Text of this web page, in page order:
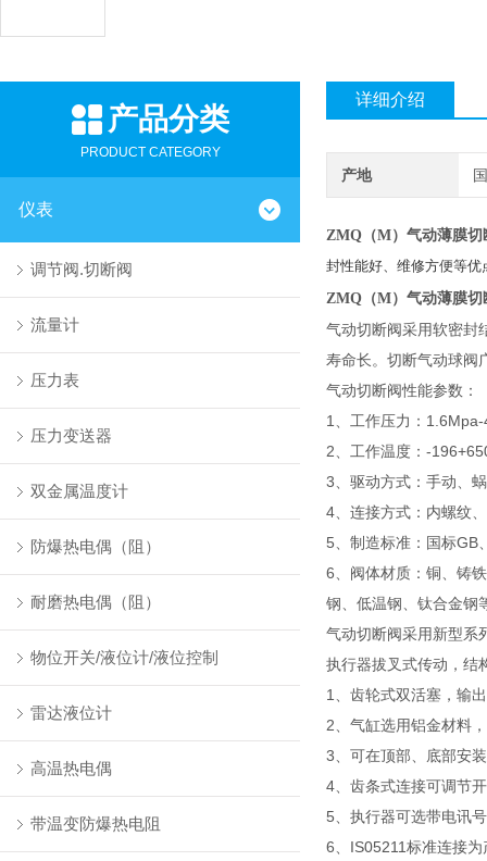
产品分类
PRODUCT CATEGORY
仪表
调节阀.切断阀
流量计
压力表
压力变送器
双金属温度计
防爆热电偶（阻）
耐磨热电偶（阻）
物位开关/液位计/液位控制
雷达液位计
高温热电偶
带温变防爆热电阻
详细介绍
产地
ZMQ（M）气动薄膜切
封性能好、维修方便等
ZMQ（M）气动薄膜切
气动切断阀采用软密封
寿命长。切断气动球阀
气动切断阀性能参数：
1、工作压力：
2、工作温度：-
3、驱动方式：手动、
4、连接方式：内螺纹
5、制造标准：国标GB
6、阀体材质：铜、铸
钢、低温钢、钛合金钢
气动切断阀采用新型系
执行器拔叉式传动，结
1、齿轮式双活塞，输
2、气缸选用铝金材料
3、可在顶部、底部安
4、齿条式连接可调节
5、执行器可选带电讯
6、IS05211标准连接